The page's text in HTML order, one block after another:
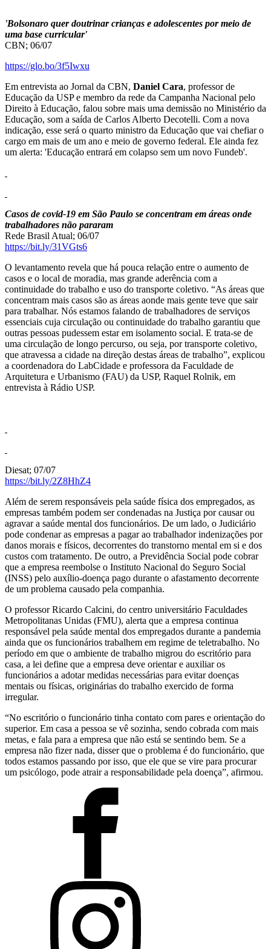
'Bolsonaro quer doutrinar crianças e adolescentes por meio de
uma base curricular'
CBN; 06/07
https://glo.bo/3f5Iwxu
Em entrevista ao Jornal da CBN, Daniel Cara, professor de
Educação da USP e membro da rede da Campanha Nacional pelo
Direito à Educação, falou sobre mais uma demissão no Ministério da
Educação, som a saída de Carlos Alberto Decotelli. Com a nova
indicação, esse será o quarto ministro da Educação que vai chefiar o
cargo em mais de um ano e meio de governo federal. Ele ainda fez
um alerta: 'Educação entrará em colapso sem um novo Fundeb'.
Casos de covid-19 em São Paulo se concentram em áreas onde
trabalhadores não pararam
Rede Brasil Atual; 06/07
https://bit.ly/31VGts6
O levantamento revela que há pouca relação entre o aumento de
casos e o local de moradia, mas grande aderência com a
continuidade do trabalho e uso do transporte coletivo. “As áreas que
concentram mais casos são as áreas aonde mais gente teve que sair
para trabalhar. Nós estamos falando de trabalhadores de serviços
essenciais cuja circulação ou continuidade do trabalho garantiu que
outras pessoas pudessem estar em isolamento social. E trata-se de
uma circulação de longo percurso, ou seja, por transporte coletivo,
que atravessa a cidade na direção destas áreas de trabalho”, explicou
a coordenadora do LabCidade e professora da Faculdade de
Arquitetura e Urbanismo (FAU) da USP, Raquel Rolnik, em
entrevista à Rádio USP.
Diesat; 07/07
https://bit.ly/2Z8HhZ4
Além de serem responsáveis pela saúde física dos empregados, as
empresas também podem ser condenadas na Justiça por causar ou
agravar a saúde mental dos funcionários. De um lado, o Judiciário
pode condenar as empresas a pagar ao trabalhador indenizações por
danos morais e físicos, decorrentes do transtorno mental em si e dos
custos com tratamento. De outro, a Previdência Social pode cobrar
que a empresa reembolse o Instituto Nacional do Seguro Social
(INSS) pelo auxílio-doença pago durante o afastamento decorrente
de um problema causado pela companhia.
O professor Ricardo Calcini, do centro universitário Faculdades
Metropolitanas Unidas (FMU), alerta que a empresa continua
responsável pela saúde mental dos empregados durante a pandemia
ainda que os funcionários trabalhem em regime de teletrabalho. No
período em que o ambiente de trabalho migrou do escritório para
casa, a lei define que a empresa deve orientar e auxiliar os
funcionários a adotar medidas necessárias para evitar doenças
mentais ou físicas, originárias do trabalho exercido de forma
irregular.
“No escritório o funcionário tinha contato com pares e orientação do
superior. Em casa a pessoa se vê sozinha, sendo cobrada com mais
metas, e fala para a empresa que não está se sentindo bem. Se a
empresa não fizer nada, disser que o problema é do funcionário, que
todos estamos passando por isso, que ele que se vire para procurar
um psicólogo, pode atrair a responsabilidade pela doença”, afirmou.